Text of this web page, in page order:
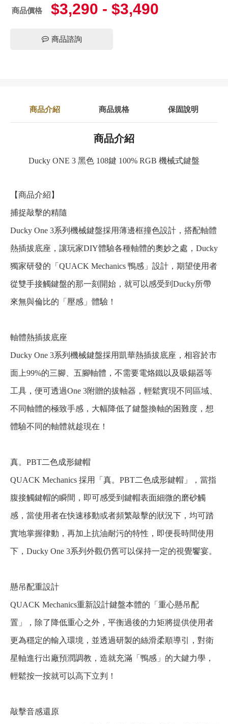
商品價格 $3,290 - $3,490
商品諮詢
商品介紹 商品規格 保固說明
商品介紹
Ducky ONE 3 黑色 108鍵 100% RGB 機械式鍵盤
【商品介紹】
捕捉敲擊的精隨
Ducky One 3系列機械鍵盤採用薄邊框撞色設計，搭配軸體
熱插拔底座，讓玩家DIY體驗各種軸體的奧妙之處，Ducky
獨家研發的「QUACK Mechanics 鴨感」設計，期望使用者
從雙手接觸鍵盤的那一刻開始，就可以感受到Ducky所帶
來無與倫比的「壓感」體驗！
軸體熱插拔底座
Ducky One 3系列機械鍵盤採用凱華熱插拔底座，相容於市
面上99%的三腳、五腳軸體，不需要電烙鐵以及吸錫器等
工具，便可透過One 3附贈的拔軸器，輕鬆實現不同區域、
不同軸體的極致手感，大幅降低了鍵盤換軸的困難度，想
體驗不同的軸體就趁現在！
真。PBT二色成形鍵帽
QUACK Mechanics 採用「真。PBT二色成形鍵帽」，當指
腹接觸鍵帽的瞬間，即可感受到鍵帽表面細微的磨砂觸
感，當使用者在快速移動或者頻繁敲擊的狀況下，均可踏
實地掌握律動，再加上抗油耐污的特性，即便長時間使用
下，Ducky One 3系列外觀仍舊可以保持一定的視覺饗宴。
懸吊配重設計
QUACK Mechanics重新設計鍵盤本體的「重心懸吊配
置」，除了降低重心之外，平衡過後的力矩將提供使用者
更為穩定的輸入環境，並透過研製的絲滑柔順導引，對衛
星軸進行出廠預潤調教，造就充滿「鴨感」的大鍵力學，
輕鬆按一按就可以高下立判！
敲擊音感還原